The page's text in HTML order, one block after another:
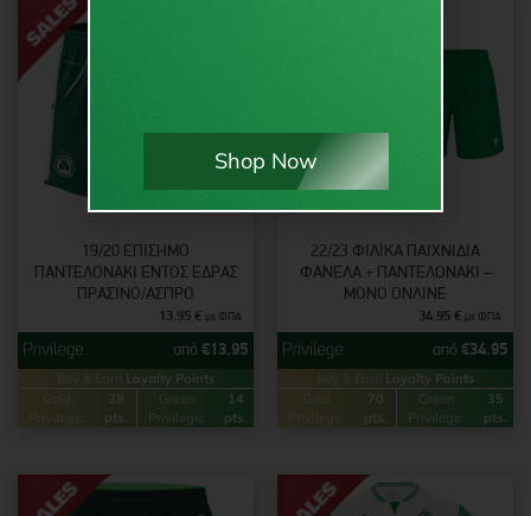
19/20 ΕΠΊΣΗΜΟ
ΠΑΝΤΕΛΟΝΆΚΙ ΕΝΤΌΣ ΈΔΡΑΣ
ΠΡΆΣΙΝΟ/ΆΣΠΡΟ
13.95 € με ΦΠΑ
από €13.95
Buy & Earn Loyalty Points
Gold
Privilege:
28
pts.
Green
Privilege:
14
pts.
22/23 ΦΙΛΙΚΆ ΠΑΙΧΝΊΔΙΑ
ΦΑΝΈΛΑ + ΠΑΝΤΕΛΟΝΆΚΙ –
ΜΟΝΟ ΟΝΛΙΝΕ
34.95 € με ΦΠΑ
από €34.95
Buy & Earn Loyalty Points
Gold
Privilege:
70
pts.
Green
Privilege:
35
pts.
Shop Now